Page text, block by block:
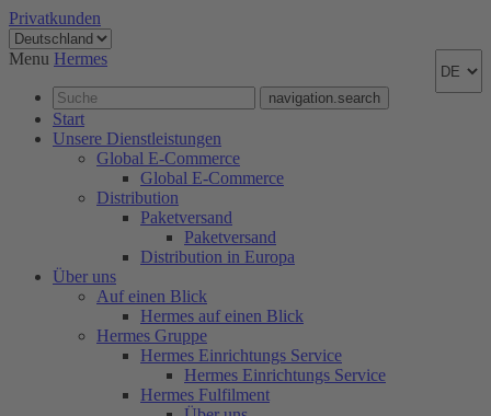
Privatkunden
Menu Hermes
navigation.search
Start
Unsere Dienstleistungen
Global E-Commerce
Global E-Commerce
Distribution
Paketversand
Paketversand
Distribution in Europa
Über uns
Auf einen Blick
Hermes auf einen Blick
Hermes Gruppe
Hermes Einrichtungs Service
Hermes Einrichtungs Service
Hermes Fulfilment